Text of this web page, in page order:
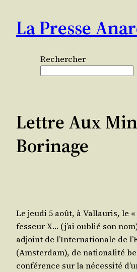
contenu
La Presse
Rechercher
Lettre Aux
Borinage
Le jeu­di 5 août, à Val­lau­ris, le
fes­seur X… (j’ai oublié son
adjoint de l’In­ter­na­tio­nale de
(Amster­dam), de natio­na­li­té
confé­rence sur la néces­si­té